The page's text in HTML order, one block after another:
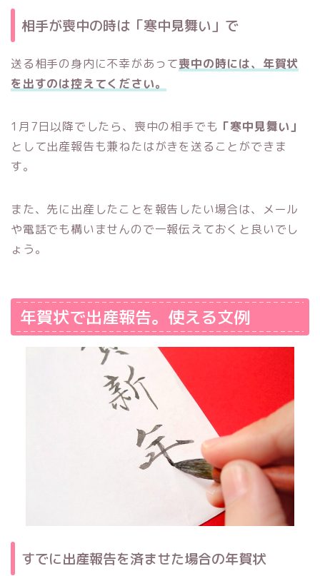
相手が喪中の時は「寒中見舞い」で
送る相手の身内に不幸があって喪中の時には、年賀状
を出すのは控えてください。
1月7日以降でしたら、喪中の相手でも 「寒中見舞い」
として出産報告も兼ねたはがきを送ることができま
す。
また、先に出産したことを報告したい場合は、メール
や電話でも構いませんので一報伝えておくと良いでし
ょう。
年賀状で出産報告。使える文例
すでに出産報告を済ませた場合の年賀状